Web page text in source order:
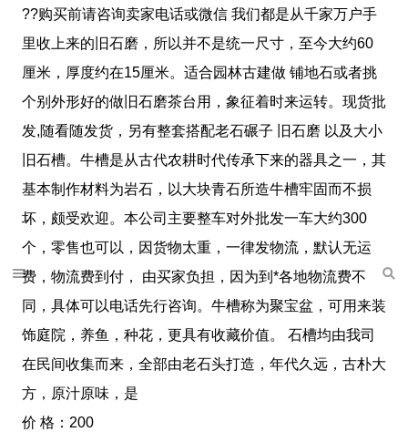
??购买前请咨询卖家电话或微信 我们都是从千家万户手
里收上来的旧石磨，所以并不是统一尺寸，至今大约60
厘米，厚度约在15厘米。适合园林古建做 铺地石或者挑
个别外形好的做旧石磨茶台用，象征着时来运转。现货批
发,随看随发货，另有整套搭配老石碾子 旧石磨 以及大小
旧石槽。牛槽是从古代农耕时代传承下来的器具之一，其
基本制作材料为岩石，以大块青石所造牛槽牢固而不损
坏，颇受欢迎。本公司主要整车对外批发一车大约300
个，零售也可以，因货物太重，一律发物流，默认无运
费，物流费到付， 由买家负担，因为到*各地物流费不
同，具体可以电话先行咨询。牛槽称为聚宝盆，可用来装
饰庭院，养鱼，种花，更具有收藏价值。 石槽均由我司
在民间收集而来，全部由老石头打造，年代久远，古朴大
方，原汁原味，是
价 格：200